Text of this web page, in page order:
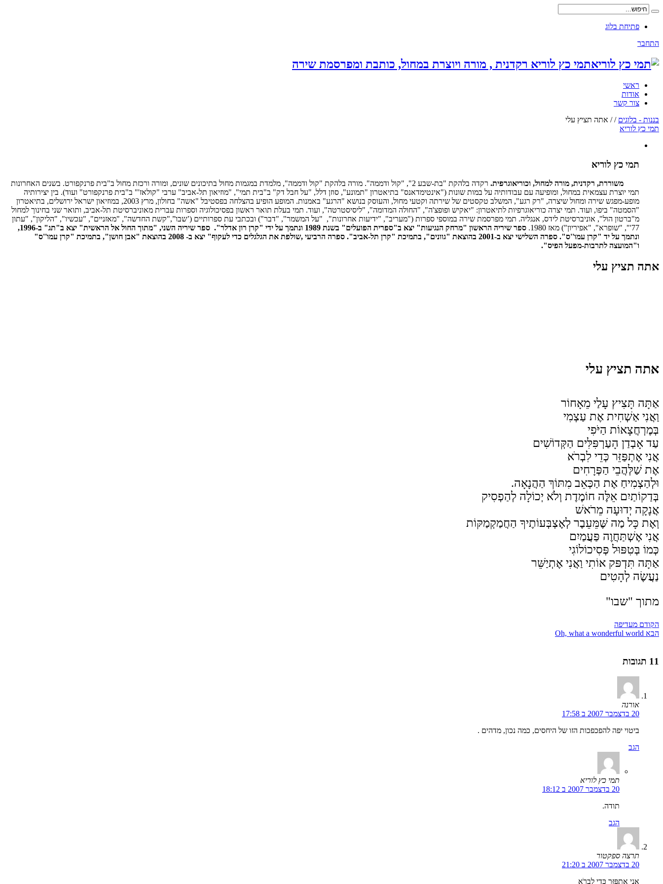
פתיחת בלוג
התחבר
תמי כץ לוריא רקדנית , מורה ויוצרת במחול, כותבת ומפרסמת שירה
ראשי
אודות
צור קשר
בננות - בלוגים /
/ אתה תציץ עלי
תמי כץ לוריא
תמי כץ לוריא
משוררת, רקדנית, מורה למחול, וכוריאוגרפית.
רקדה בלהקת "בת-שבע 2", "קול ודממה". מורה בלהקת "קול ודממה", מלמדת במגמות מחול בתיכונים שונים, ומורה ורכזת מחול ב"בית פרנקפורט. בשנים האחרונות
תמי יוצרת עצמאית במחול, ומופיעה עם עבודותיה על במות שונות ("אינטימדאנס" בתיאטרון "תמונע", סוזן דלל, "על חבל דק" ב"בית תמי", "מוזיאון תל-אביב" ערבי "קולאז'" ב"בית פרנקפורט" ועוד). בין יצירותיה
מופע-מפגש שירה ומחול שיצרה, "רק רגע", המשלב טקסטים של שירתה וקטעי מחול, והעוסק בנושא "הרגע" באמנות. המופע הופיע בהצלחה בפסטיבל "אשה" בחולון, מרץ 2003, במוזיאון ישראל ירושלים, בתיאטרון
"הסמטה" ביפו, ועוד. תמי יצרה כוריאוגרפיות לתיאטרון: "יאקיש ופופצ'ה", "החולה המדומה", "ליסיסטרטה", ועוד. תמי בעלת תואר ראשון בפסיכולוגיה וספרות עברית מאוניברסיטת תל-אביב, ותואר שני בחינוך למחול
מ"ברטון הול", אוניברסיטת לידס, אנגליה. תמי מפרסמת שירה במוספי ספרות ("מעריב", "ידיעות אחרונות", "על המשמר", "דבר") ובכתבי עת ספרותיים (’שבו”,"קשת החדשה", "מאזניים", "עכשיו", "הליקון", "עתון
77'", "שופרא", "אפיריון") מאז 1980.
ספר שיריה הראשון "מרחק הנגיעות" יצא ב"ספרית הפועלים" בשנת 1989 ונתמך על ידי "קרן רון אדלר".
ספר שיריה השני, "מתוך החול אל הראשית" יצא ב"תג" ב-1996,
ונתמך על יד "קרן עמו''ס". ספרה השלישי יצא ב-2001 בהוצאת "גוונים", בתמיכת "קרן תל-אביב".
ספרה הרביעי ,שולפת את הגלגלים כדי לעקוף" יצא ב- 2008 בהוצאת "אבן חושן", בתמיכת "קרן עמו''ס"
ו"המועצה לתרבות-מפעל הפיס".
אתה תציץ עלי
אתה תציץ עלי
אַתָּה תָּצִיץ עָלַי מֵאָחוֹר
וַאֲנִי אַשְׁחִית אֶת עַצְמִי
בְּמֶרְחֲצָאוֹת הַיֹּפִי
עַד אָבְדַן הָעַרְפִּלִּים הַקְּדוֹשִׁים
אֲנִי אֶתְפַּזֵּר כְּדֵי לִבְרׁא
אֶת שַׁלְּהֲבֵי הַפְּרָחִים
וּלְהַצְמִיחַ אֶת הַכְּאֵב מִתּוֹךְ הַהֲנָאָה.
בְּדַקוֹתַיִם אֵלֶּה חוֹמֶדֶת וְלֹא יְכוֹלָה לְהַפְסִיק
אֲנָקָה יְדוּעָה מֵרֹאשׁ
וְאֶת כָּל מַה שֶּׁמֵּעֵבֶר לְאֶצְבְּעוֹתֶיךָ הַחֲמַקְמַקּוֹת
אֲנִי אֶשְׁתַּחֲוֶה פַּעֲמַיִם
כְּמוֹ בְּטִפּוּל פְּסִיכוֹלוֹגִי
אַתָּה תִּדְפּק אוֹתִי וַאֲנִי אֶתְיַשֵּׁר
נַעֲשֶׂה לְהָטִים
מתוך "שבו"
הקודם מעדיפה
הבא
11 תגובות
אורנה
20 בדצמבר 2007 ב 17:58
ביטוי יפה להפכפכות הזו של היחסים, כמה נכון, מדהים .
הגב
תמי כץ לוריא
20 בדצמבר 2007 ב 18:12
תודה.
הגב
תרצה ספקטור
20 בדצמבר 2007 ב 21:20
אֲנִי אֶתְפַּזֵּר כְּדֵי לִבְרׁא